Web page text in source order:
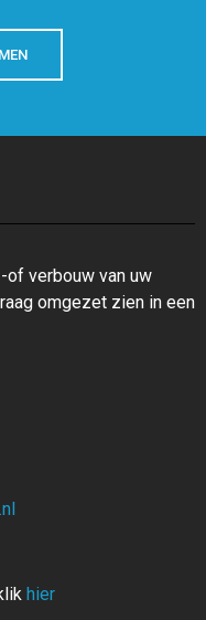
of verbouw van uw
omgezet zien in een
hier